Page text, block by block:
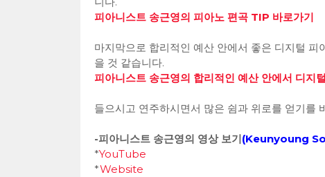
피아니스트 송근영의 피아노 편곡 TIP 바로가기
마지막으로 합리적인 예산 안에서 좋은 디지털
을 것 같습니다.
피아니스트 송근영의 합리적인 예산 안에서 디지
들으시고 연주하시면서 많은 쉼과 위로를 얻기를
-피아니스트 송근영의 영상 보기(Keunyoung
*YouTube
*Website